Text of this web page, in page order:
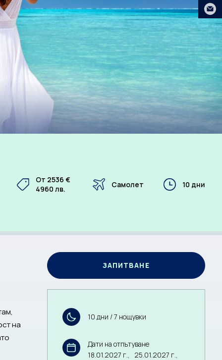
От 2536 €
4960 лв. Самолет 10 дни
ЗАПИТВАНЕ
10 дни / 7 нощувки
Дати на отпътуване
18.01.2027 г.,
25.01.2027 г.,
на
E-